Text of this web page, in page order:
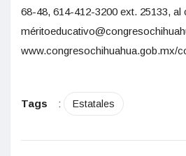
68-48, 614-412-3200 ext. 25133, al
www.congresochihuahua.gob.mx/
Tags : Estatales